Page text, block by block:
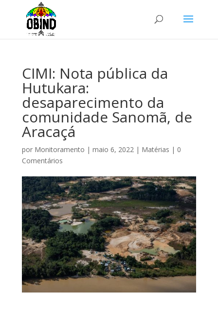
CIMI: Nota pública da
Hutukara:
desaparecimento da
comunidade Sanomã, de
Aracaçá
por Monitoramento | maio 6, 2022| Matérias | 0
Comentários